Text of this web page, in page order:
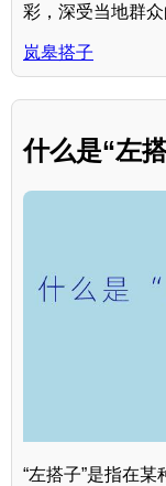
彩，深受当地群众
岚皋搭子
什么是“左
“左搭子”是指在